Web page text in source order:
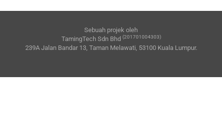
Sebuah projek oleh
TamingTech Sdn Bhd (201701004303)
239A Jalan Bandar 13, Taman Melawati, 53100 Kuala Lumpur.